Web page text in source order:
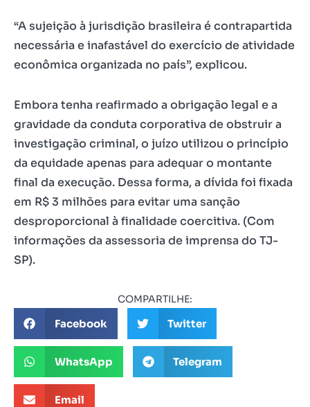
“A sujeição à jurisdição brasileira é contrapartida
necessária e inafastável do exercício de atividade
econômica organizada no país”, explicou.
Embora tenha reafirmado a obrigação legal e a
gravidade da conduta corporativa de obstruir a
investigação criminal, o juízo utilizou o princípio
da equidade apenas para adequar o montante
final da execução. Dessa forma, a dívida foi fixada
em R$ 3 milhões para evitar uma sanção
desproporcional à finalidade coercitiva. (Com
informações da assessoria de imprensa do TJ-
SP).
COMPARTILHE:
Facebook Twitter
WhatsApp Telegram
Email